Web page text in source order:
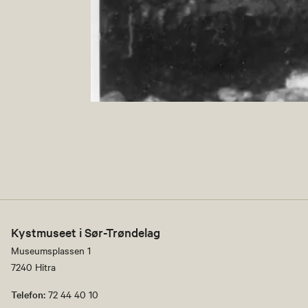
Kystmuseet i Sør-Trøndelag
Museumsplassen 1
7240 Hitra
Telefon: 72 44 40 10